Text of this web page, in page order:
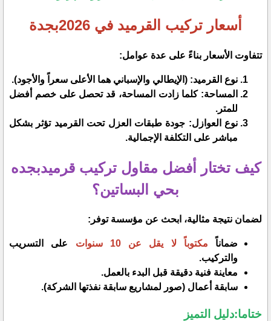
​أسعار تركيب القرميد في 2026بجدة
​تتفاوت الأسعار بناءً على عدة عوامل:
​نوع القرميد: (الإيطالي والإسباني هما الأعلى سعراً والأجود).
​المساحة: كلما زادت المساحة، قد تحصل على خصم أفضل
للمتر.
​نوع العوازل: جودة طبقات العزل تحت القرميد تؤثر بشكل
مباشر على التكلفة الإجمالية.
​كيف تختار أفضل مقاول تركيب قرميدبجده
بحي البساتين؟
​لضمان نتيجة مثالية، ابحث عن مؤسسة توفر:
​ضماناً مكتوباً لا يقل عن 10 سنوات
على التسريب
والتركيب.
​معاينة فنية دقيقة قبل البدء بالعمل.
​سابقة أعمال (صور لمشاريع سابقة نفذتها الشركة).
ختاما:​دليل التميز